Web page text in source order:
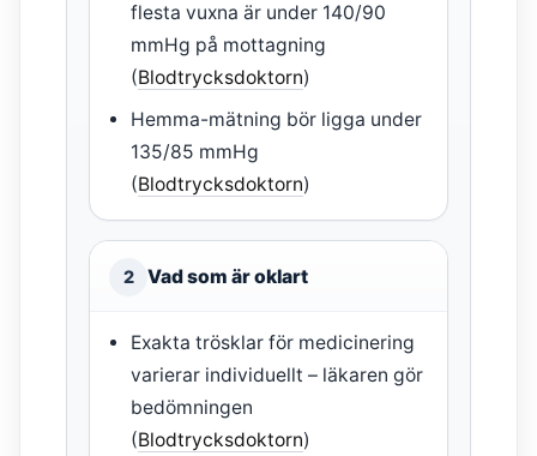
flesta vuxna är under 140/90
mmHg på mottagning
(Blodtrycksdoktorn)
Hemma-mätning bör ligga under
135/85 mmHg
(Blodtrycksdoktorn)
2 Vad som är oklart
Exakta trösklar för medicinering
varierar individuellt – läkaren gör
bedömningen
(Blodtrycksdoktorn)